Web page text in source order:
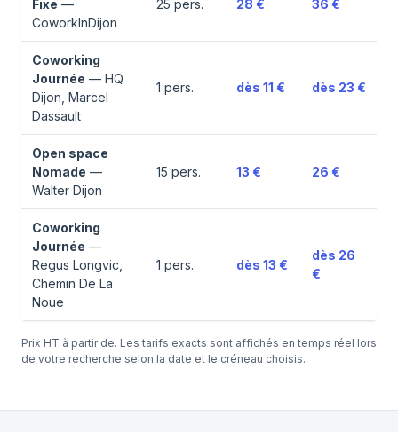
Fixe —
CoworkInDijon
25 pers. 28 € 36 €
Coworking
Journée — HQ
Dijon, Marcel
Dassault
1 pers. dès 11 € dès 23 €
Open space
Nomade —
Walter Dijon
15 pers. 13 € 26 €
Coworking
Journée —
Regus Longvic,
Chemin De La
Noue
1 pers. dès 13 €
dès 26
€
Prix HT à partir de. Les tarifs exacts sont affichés en temps réel lors
de votre recherche selon la date et le créneau choisis.